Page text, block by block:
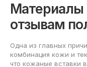
Материалы
отзывам
Одна из главных
комбинация кожи и
что кожаные вставки